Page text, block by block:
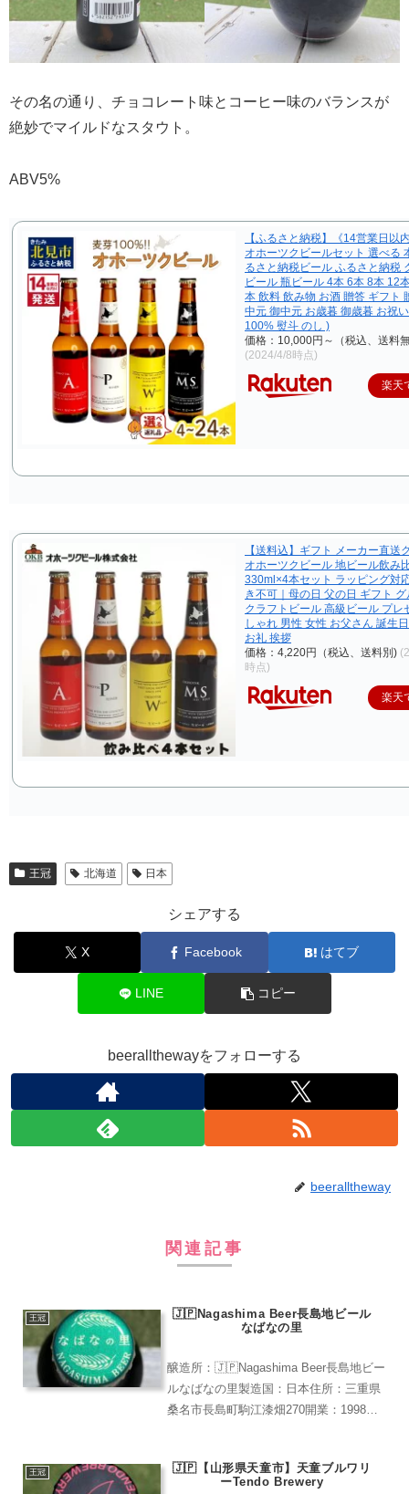
その名の通り、チョコレート味とコーヒー味のバランスが
絶妙でマイルドなスタウト。
ABV5%
【ふるさと納税】《14営業日以
オホーツクビールセット 選べる
るさと納税ビール ふるさと納税
ビール 瓶ビール 4本 6本 8本 12
本 飲料 飲み物 お酒 贈答 ギフト
中元 御中元 お歳暮 御歳暮 お祝
100% 熨斗 のし )
価格：10,000円～（税込、送料
(2024/4/8時点)
楽天
【送料込】ギフト メーカー直送
オホーツクビール 地ビール飲み
330ml×4本セット ラッピング対
き不可｜母の日 父の日 ギフト
クラフトビール 高級ビール プレ
しゃれ 男性 女性 お父さん 誕生
お礼 挨拶
価格：4,220円（税込、送料別)
時点)
楽天
王冠 北海道 日本
シェアする
X Facebook はてブ
LINE コピー
beerallthewayをフォローする
beeralltheway
関連記事
王冠
🇯🇵Nagashima Beer長島地ビール
なばなの里
醸造所：🇯🇵Nagashima Beer長島地ビー
ルなばなの里製造国：日本住所：三重県
桑名市長島町駒江漆畑270開業：1998年
ームである1998年に創業。本場ド...
王冠
🇯🇵【山形県天童市】天童ブルワリ
ーTendo Brewery